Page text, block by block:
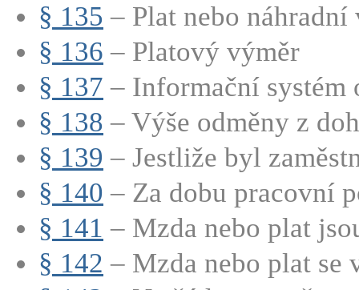
§ 135 – Plat nebo náhradní
§ 136 – Platový výměr
§ 137 – Informační systém
§ 138 – Výše odměny z
§ 139 – Jestliže byl
§ 140 – Za dobu pracovní
§ 141 – Mzda nebo plat
§ 142 – Mzda nebo plat se